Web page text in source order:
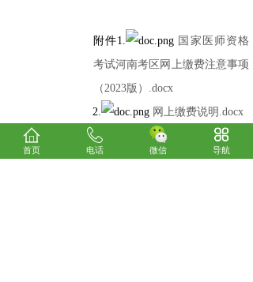
附件1.
国家医师资格
考试河南考区网上缴费注意事项
（2023版）.docx
2.
网上缴费说明.docx
首页 电话 微信 导航